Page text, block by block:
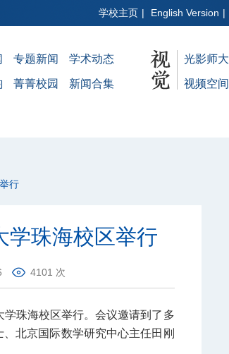
学校主页 | English Version |
专题新闻 学术动态
菁菁校园 新闻合集
光影师大
视频空间
行
学珠海校区举行
4101 次
学珠海校区举行。会议邀请到了多
北京国际数学研究中心主任田刚